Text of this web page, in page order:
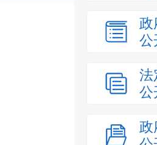
政
公
法
公
政